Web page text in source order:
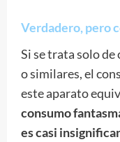
Verdadero, pero
Si se trata solo
o similares, el
este aparato
consumo
es casi